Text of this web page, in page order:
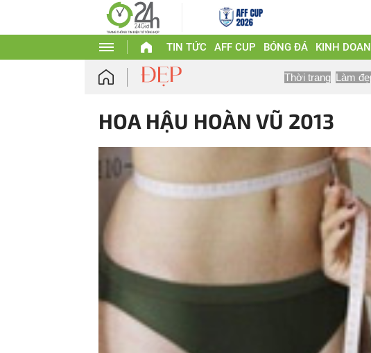
TIN TỨC AFF CUP BÓNG ĐÁ KINH
Thời trang Làm
HOA HẬU HOÀN VŨ 2013